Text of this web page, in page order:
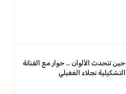
حين تتحدث الألوان .. حوار مع الفنانة
التشكيلية نجلاء الغفيلي